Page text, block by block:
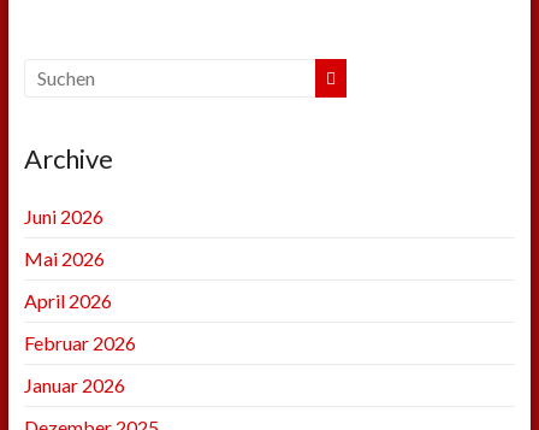
Archive
Juni 2026
Mai 2026
April 2026
Februar 2026
Januar 2026